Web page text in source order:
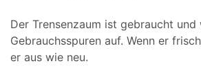
Der Trensenzaum ist gebraucht
Gebrauchsspuren auf. Wenn er
er aus wie neu.